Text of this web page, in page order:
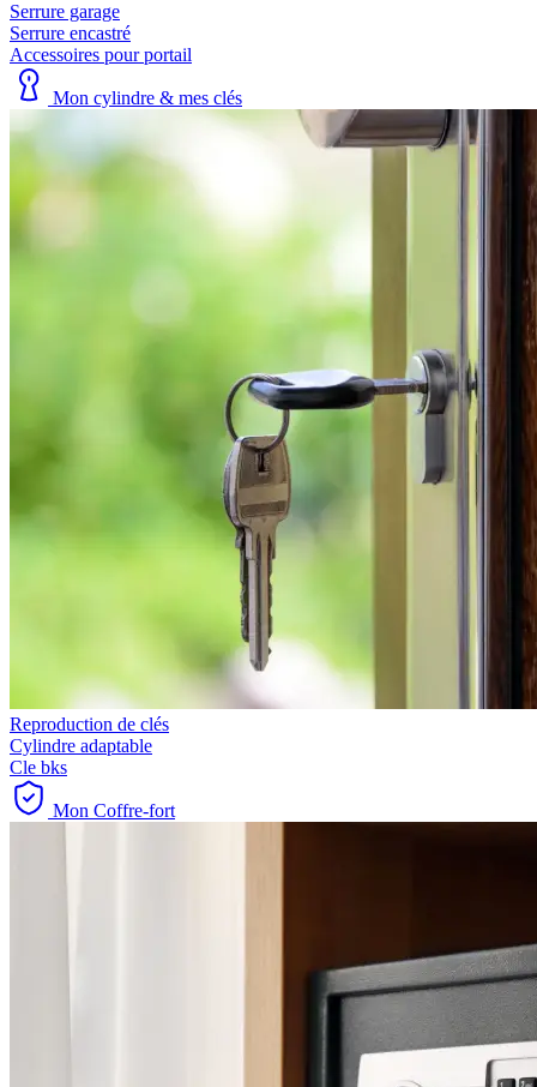
Serrure garage
Serrure encastré
Accessoires pour portail
Mon cylindre & mes clés
Reproduction de clés
Cylindre adaptable
Cle bks
Mon Coffre-fort